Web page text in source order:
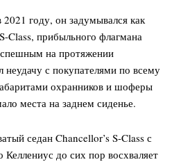
году, он задумывался как
Class, прибыльного флагмана
на протяжении
неудачу с покупателями по всему
охранников и шоферы
места на заднем сиденье.
седан Chancellor’s S-Class с
до сих пор восхваляет